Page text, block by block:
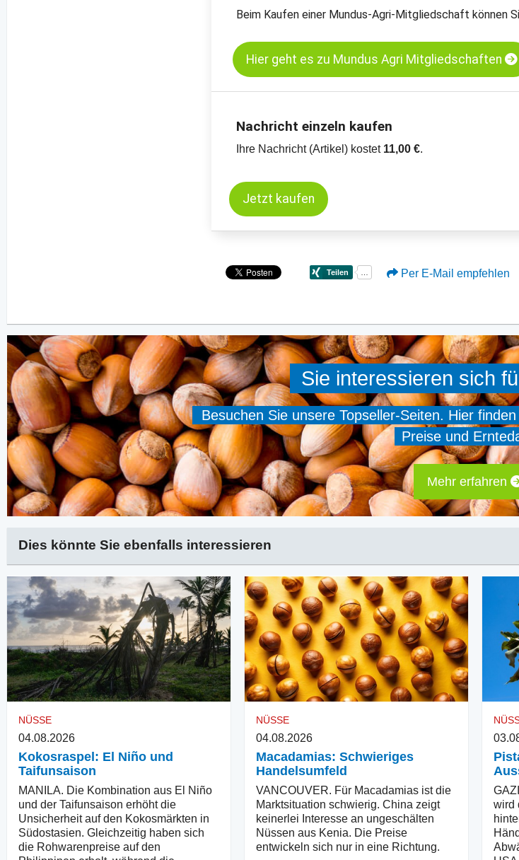
Beim Kaufen einer Mundus-Agri-Mitgliedschaft können
Hier geht es zu Mundus Agri Mitgliedschaften
Nachricht einzeln kaufen
Ihre Nachricht (Artikel) kostet 11,00 €.
Jetzt kaufen
Per E-Mail empfehlen
Sie interessieren sich
Besuchen Sie unsere Topseller-Seiten. Hier
Preise und
Mehr erfahren
Dies könnte Sie ebenfalls interessieren
NÜSSE
04.08.2026
Kokosraspel: El Niño und
Taifunsaison
MANILA. Die Kombination aus El Niño
und der Taifunsaison erhöht die
Unsicherheit auf den Kokosmärkten in
Südostasien. Gleichzeitig haben sich
die Rohwarenpreise auf den
NÜSSE
04.08.2026
Macadamias: Schwieriges
Handelsumfeld
VANCOUVER. Für Macadamias ist die
Marktsituation schwierig. China zeigt
keinerlei Interesse an ungeschälten
Nüssen aus Kenia. Die Preise
entwickeln sich nur in eine Richtung.
wird